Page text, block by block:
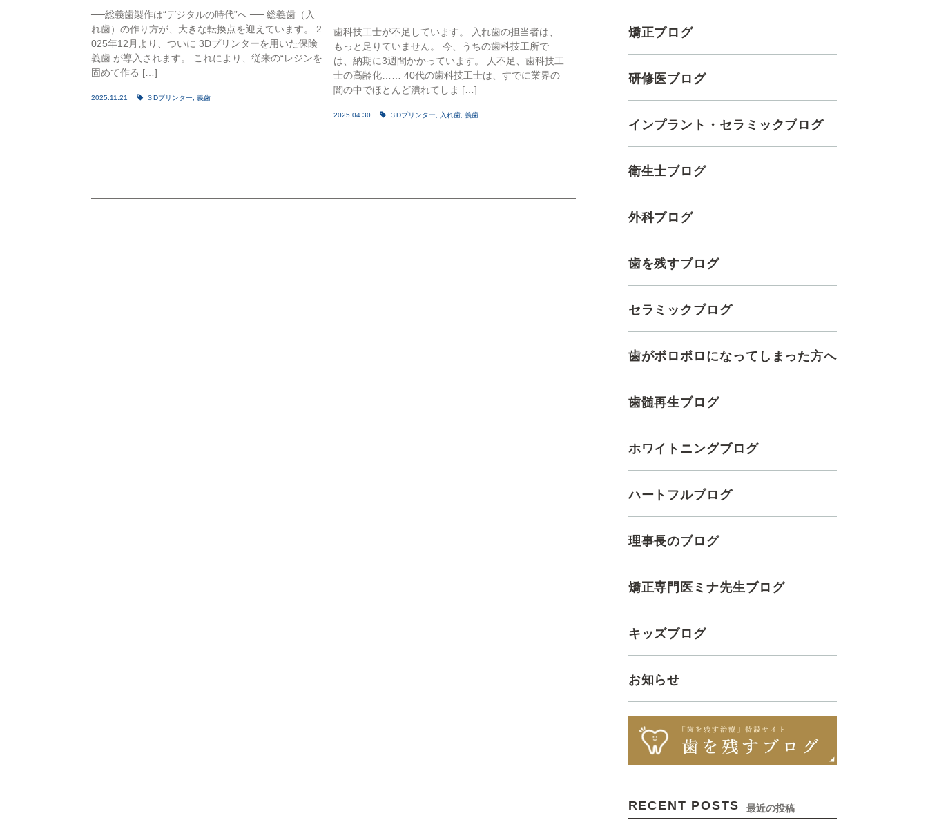
──総義歯製作は“デジタルの時代”へ ── 総義歯（入
れ歯）の作り方が、大きな転換点を迎えています。 2
025年12月より、ついに 3Dプリンターを用いた保険
義歯 が導入されます。 これにより、従来の“レジンを
固めて作る […]
2025.11.21 ３Dプリンター 義歯
歯科技工士が不足しています。 入れ歯の担当者は、
もっと足りていません。 今、うちの歯科技工所で
は、納期に3週間かかっています。 人不足、歯科技工
士の高齢化…… 40代の歯科技工士は、すでに業界の
闇の中でほとんど潰れてしま […]
2025.04.30 ３Dプリンター, 入れ歯, 義歯
矯正ブログ
研修医ブログ
インプラント・セラミックブログ
衛生士ブログ
外科ブログ
歯を残すブログ
セラミックブログ
歯がボロボロになってしまった方へ
歯髄再生ブログ
ホワイトニングブログ
ハートフルブログ
理事長のブログ
矯正専門医ミナ先生ブログ
キッズブログ
お知らせ
RECENT POSTS 最近の投稿